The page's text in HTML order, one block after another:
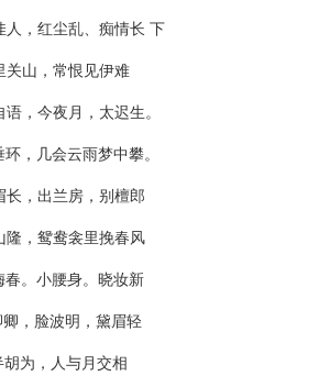
，红尘乱、痴情长 下
山，常恨见伊难
，今夜月，太迟生。
，几会云雨梦中攀。
，出兰房，别檀郎
，鸳鸯衾里挽春风
。小腰身。晓妆新
，脸波明，黛眉轻
为，人与月交相